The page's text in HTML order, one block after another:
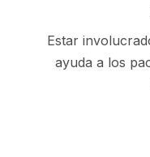
Estar
ayuda a los